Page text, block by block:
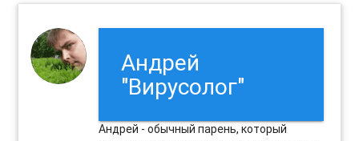
Андрей
"Вирусолог"
Андрей - обычный парень, который